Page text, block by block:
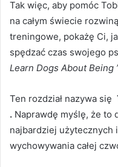
Tak więc, aby pomóc
na całym świecie
treningowe, pokażę Ci,
spędzać czas swojego
Learn Dogs About Being
Ten rozdział nazywa się
. Naprawdę myślę, że to
najbardziej użytecznych
wychowywania całej